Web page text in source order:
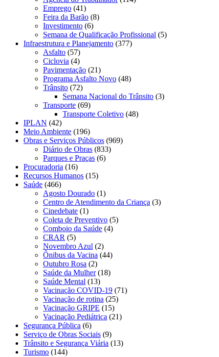
Emprego (41)
Feira da Barão (8)
Investimento (6)
Semana de Qualificação Profissional (5)
Infraestrutura e Planejamento (377)
Asfalto (57)
Ciclovia (4)
Pavimentação (21)
Programa Asfalto Novo (48)
Trânsito (72)
Semana Nacional do Trânsito (3)
Transporte (69)
Transporte Coletivo (48)
IPLAN (42)
Meio Ambiente (196)
Obras e Serviços Públicos (969)
Diário de Obras (833)
Parques e Praças (6)
Procuradoria (16)
Recursos Humanos (15)
Saúde (466)
Agosto Dourado (1)
Centro de Atendimento da Criança (3)
Cinedebate (1)
Coleta de Preventivo (5)
Comboio da Saúde (4)
CRAR (5)
Novembro Azul (2)
Ônibus da Vacina (44)
Outubro Rosa (2)
Saúde da Mulher(18)
Saúde Mental (13)
Vacinação COVID-19 (71)
Vacinação de rotina (25)
Vacinação GRIPE (15)
Vacinação Pediátrica (21)
Segurança Pública (6)
Serviço de Obras Sociais (9)
Trânsito e Segurança Viária (13)
Turismo (144)